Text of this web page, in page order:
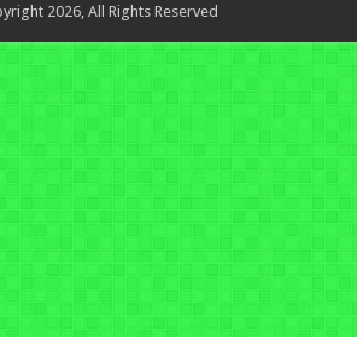
2026, All Rights Reserved